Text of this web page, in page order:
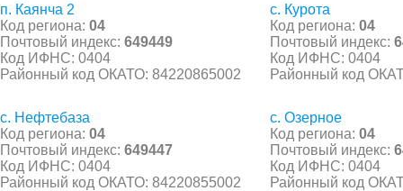
п. Каянча 2
Код региона: 04
Почтовый индекс: 649449
Код ИФНС: 0404
Районный код ОКАТО: 84220865002
с. Курота
Код региона: 04
Почтовый индекс:
Код ИФНС: 0404
Районный код
с. Нефтебаза
Код региона: 04
Почтовый индекс: 649447
Код ИФНС: 0404
Районный код ОКАТО: 84220855002
с. Озерное
Код региона: 04
Почтовый индекс:
Код ИФНС: 0404
Районный код